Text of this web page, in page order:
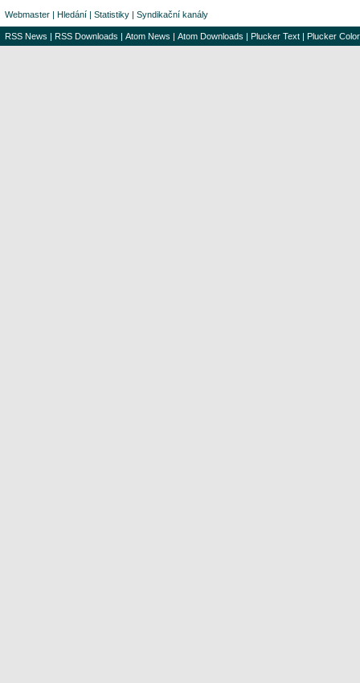
Webmaster | Hledání | Statistiky | Syndikační kanály
RSS News | RSS Downloads | Atom News | Atom Downloads | Plucker Text | Plucker Color